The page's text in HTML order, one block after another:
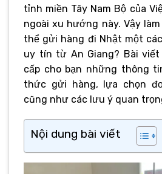
tỉnh miền Tây Nam Bộ của
ngoài xu hướng này. Vậy
thể gửi hàng đi Nhật một
uy tín từ An Giang? Bài
cấp cho bạn những thông
thức gửi hàng, lựa chọn
cũng như các lưu ý quan
Nội dung bài viết